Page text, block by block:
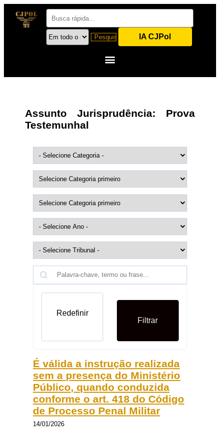
IA CJPol
Assunto Jurisprudência: Prova
Testemunhal
Filtrar
Redefinir
É válida a instrução realizada
sem a presença do Ministério
Público, quando conduzida
conforme o art. 418 do Código
de Processo Penal Militar
14/01/2026